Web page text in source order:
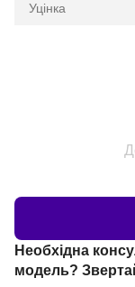
Уцінка
Необхідна
модель?